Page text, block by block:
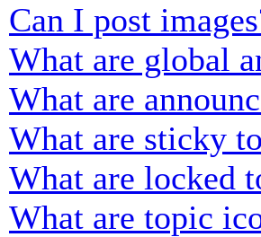
Can I post
What are global
What are
What are sticky
What are locked
What are topic